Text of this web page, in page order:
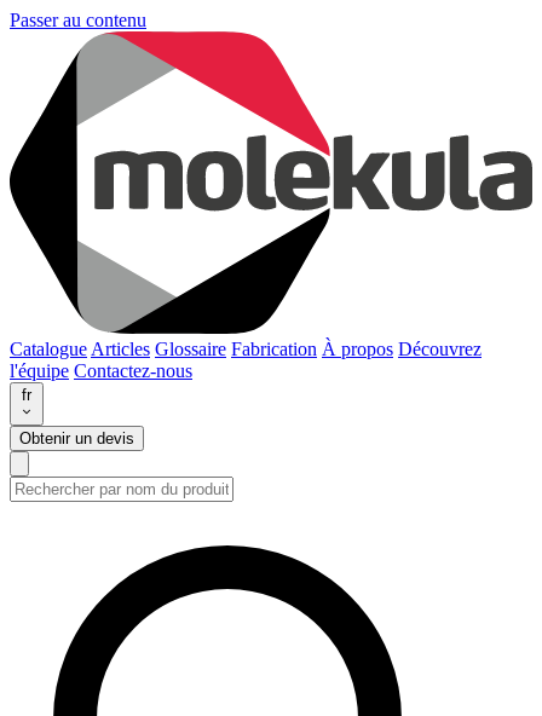
Passer au contenu
Catalogue Articles Glossaire Fabrication À propos Découvrez
l'équipe Contactez-nous
fr
Obtenir un devis